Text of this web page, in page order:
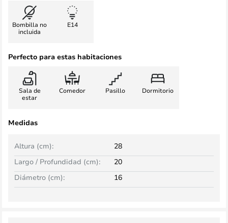
Bombilla no
incluida
E14
Perfecto para estas habitaciones
Sala de
estar
Comedor Pasillo Dormitorio
Medidas
Altura (cm):
28
Largo / Profundidad (cm):
20
Diámetro (cm):
16